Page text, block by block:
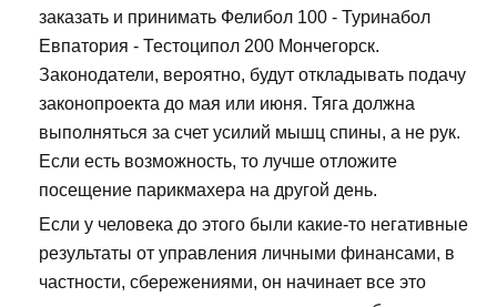
заказать и принимать Фелибол 100 - Туринабол
Евпатория - Тестоципол 200 Мончегорск.
Законодатели, вероятно, будут откладывать подачу
законопроекта до мая или июня. Тяга должна
выполняться за счет усилий мышц спины, а не рук.
Если есть возможность, то лучше отложите
посещение парикмахера на другой день.
Если у человека до этого были какие-то негативные
результаты от управления личными финансами, в
частности, сбережениями, он начинает все это